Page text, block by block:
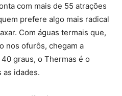
com mais de 55 atrações
prefere algo mais radical
Com águas termais que,
nos ofurôs, chegam a
graus, o Thermas é o
idades.